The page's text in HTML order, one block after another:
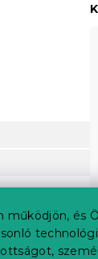
működjön, és